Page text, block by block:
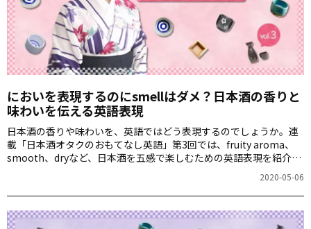
においを表現するのにsmellはダメ？日本酒の香りと
味わいを伝える英語表現
日本酒の香りや味わいを、英語ではどう表現するのでしょうか。連
載「日本酒オタクのおもてなし英語」第3回では、fruity aroma、
smooth、dryなど、日本酒を五感で楽しむための英語表現を紹介し
2020-05-06